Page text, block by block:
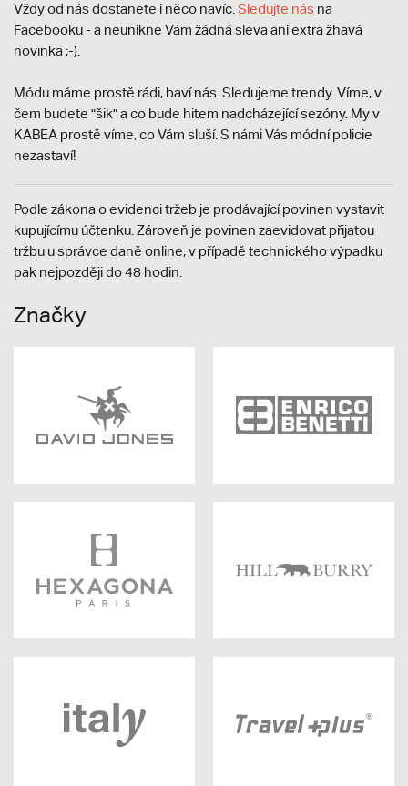
Vždy od nás dostanete i něco navíc. Sledujte nás na
Facebooku - a neunikne Vám žádná sleva ani extra žhavá
novinka ;-).
Módu máme prostě rádi, baví nás. Sledujeme trendy. Víme, v
čem budete "šik" a co bude hitem nadcházející sezóny. My v
KABEA prostě víme, co Vám sluší. S námi Vás módní policie
nezastaví!
Podle zákona o evidenci tržeb je prodávající povinen vystavit
kupujícímu účtenku. Zároveň je povinen zaevidovat přijatou
tržbu u správce daně online; v případě technického výpadku
pak nejpozději do 48 hodin.
Značky